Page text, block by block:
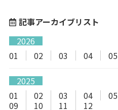
記事アーカイブリスト
2026
01
02 03 04 05
2025
01
02 03 04 05
09
10 11 12